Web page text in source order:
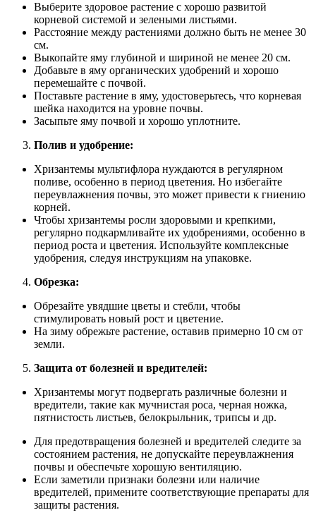
Выберите здоровое растение с хорошо развитой
корневой системой и зелеными листьями.
Расстояние между растениями должно быть не менее 30
см.
Выкопайте яму глубиной и шириной не менее 20 см.
Добавьте в яму органических удобрений и хорошо
перемешайте с почвой.
Поставьте растение в яму, удостоверьтесь, что корневая
шейка находится на уровне почвы.
Засыпьте яму почвой и хорошо уплотните.
Полив и удобрение:
Хризантемы мультифлора нуждаются в регулярном
поливе, особенно в период цветения. Но избегайте
переувлажнения почвы, это может привести к гниению
корней.
Чтобы хризантемы росли здоровыми и крепкими,
регулярно подкармливайте их удобрениями, особенно в
период роста и цветения. Используйте комплексные
удобрения, следуя инструкциям на упаковке.
Обрезка:
Обрезайте увядшие цветы и стебли, чтобы
стимулировать новый рост и цветение.
На зиму обрежьте растение, оставив примерно 10 см от
земли.
Защита от болезней и вредителей:
Хризантемы могут подвергать различные болезни и
вредители, такие как мучнистая роса, черная ножка,
пятнистость листьев, белокрыльник, трипсы и др.
Для предотвращения болезней и вредителей следите за
состоянием растения, не допускайте переувлажнения
почвы и обеспечьте хорошую вентиляцию.
Если заметили признаки болезни или наличие
вредителей, примените соответствующие препараты для
защиты растения.